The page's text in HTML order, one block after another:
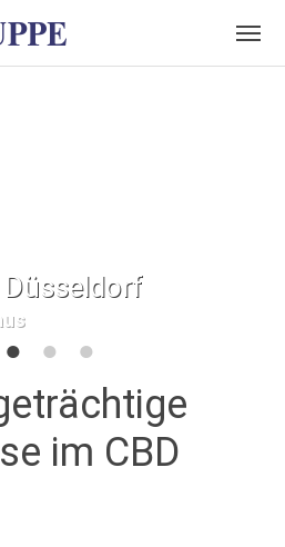
Düsseldorf
im CBD